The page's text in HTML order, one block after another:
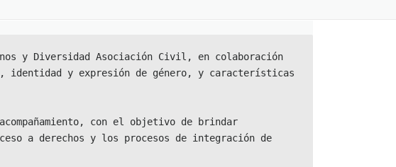
y Diversidad Asociación Civil, en colaboración
identidad y expresión de género, y características
con el objetivo de brindar
a derechos y los procesos de integración de